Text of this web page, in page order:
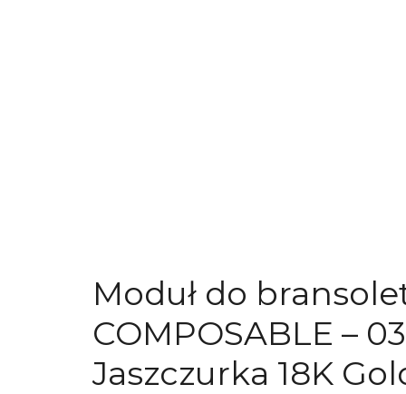
Moduł do
COMPOSABLE –
Jaszczurka 18K